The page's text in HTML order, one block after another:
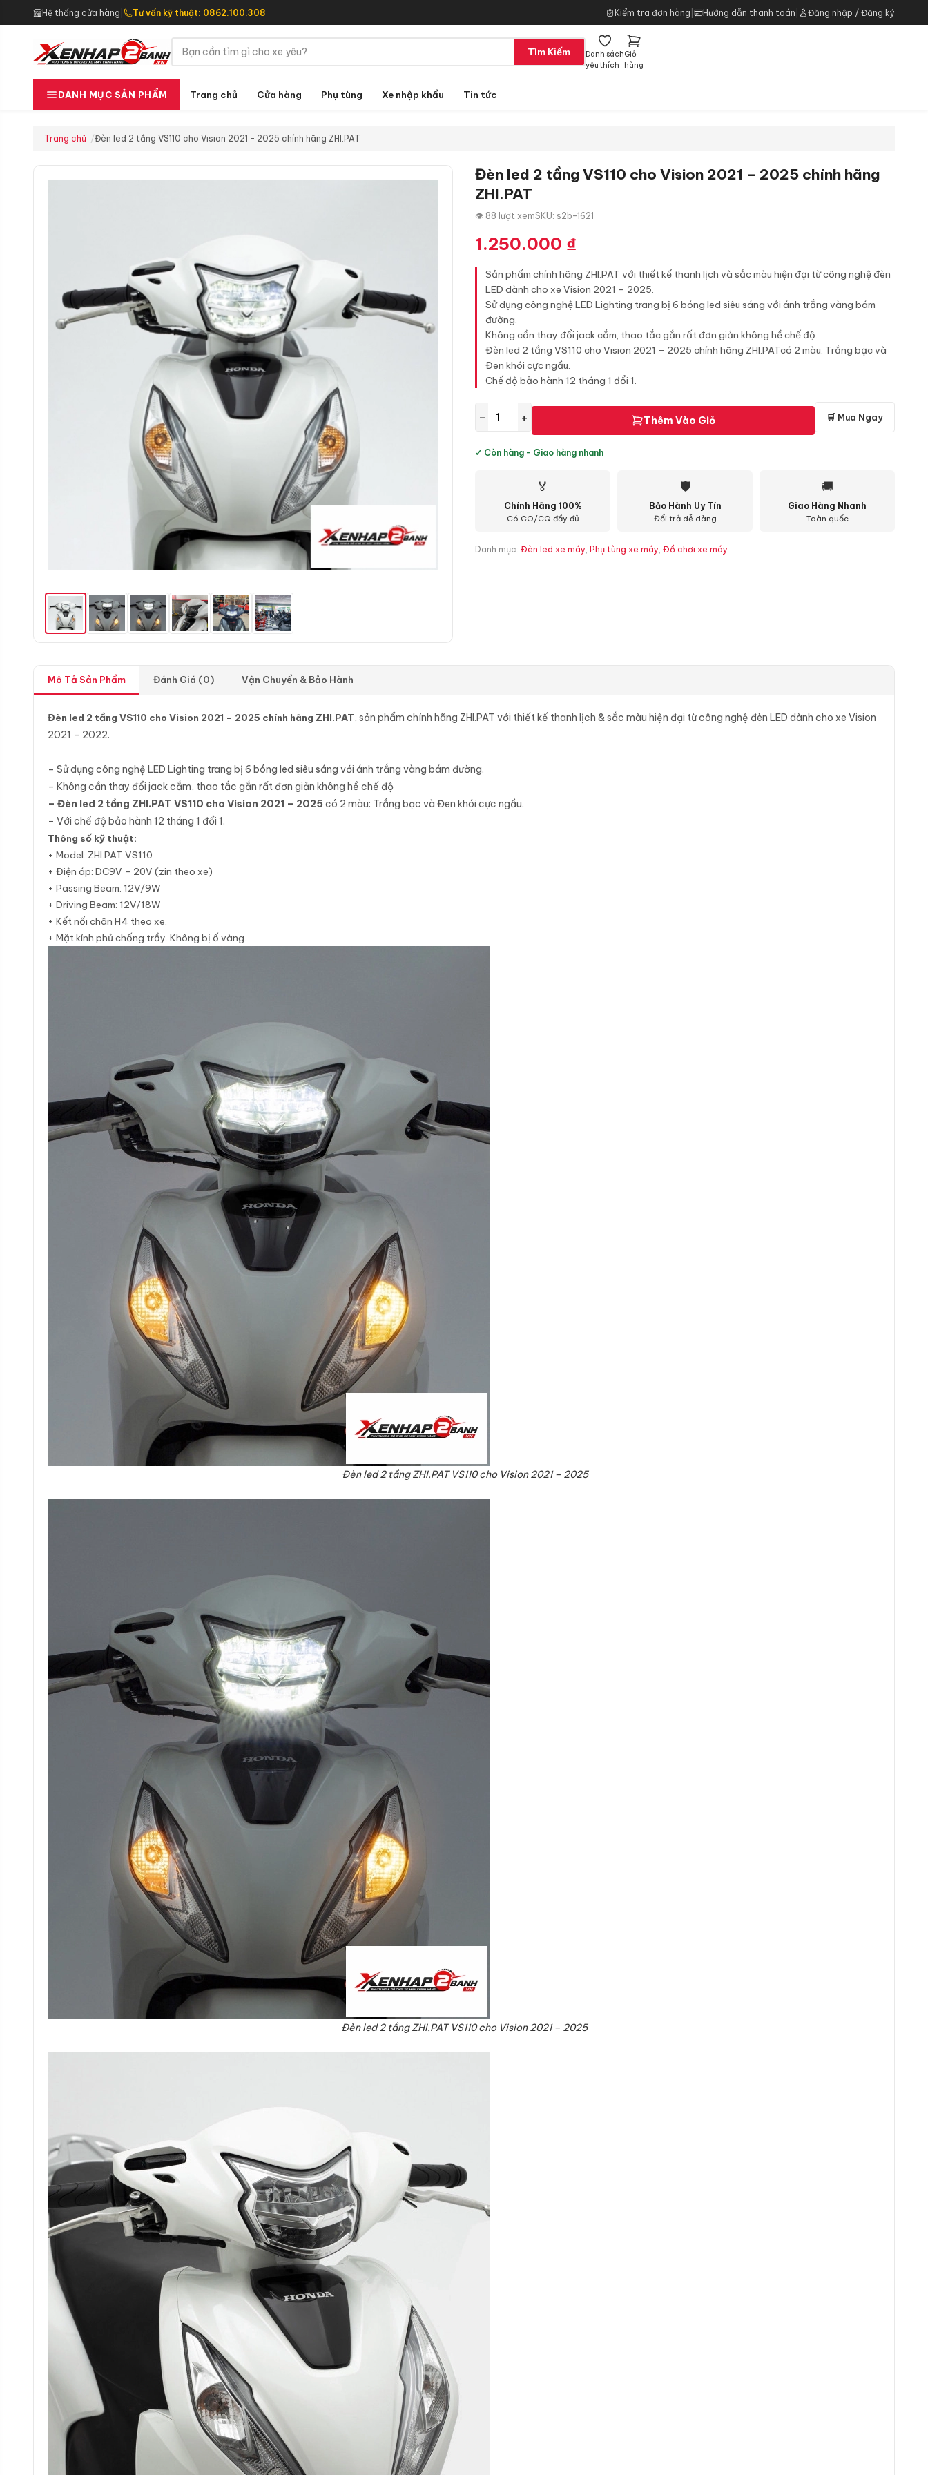
Hệ thống cửa hàng Tư vấn kỹ thuật: 0862.100.308 Kiểm tra đơn hàng Hướng dẫn thanh toán Đăng nhập / Đăng ký
Tìm Kiếm
Danh sách
yêu thích
Giỏ
hàng
DANH MỤC SẢN PHẨM Trang chủ Cửa hàng Phụ tùng Xe nhập khẩu Tin tức
Trang chủ Đèn led 2 tầng VS110 cho Vision 2021 – 2025 chính hãng ZHI.PAT
Đèn led 2 tầng VS110 cho Vision 2021 – 2025 chính hãng
ZHI.PAT
👁 88 lượt xemSKU: s2b-1621
1.250.000 ₫
Sản phẩm chính hãng ZHI.PAT với thiết kế thanh lịch và sắc màu hiện đại từ công nghệ đèn
LED dành cho xe Vision 2021 – 2025.
Sử dụng công nghệ LED Lighting trang bị 6 bóng led siêu sáng với ánh trắng vàng bám
đường.
Không cần thay đổi jack cắm, thao tắc gắn rất đơn giản không hề chế độ.
Đèn led 2 tầng VS110 cho Vision 2021 – 2025 chính hãng ZHI.PATcó 2 màu: Trắng bạc và
Đen khói cực ngầu.
Chế độ bảo hành 12 tháng 1 đổi 1.
− + Thêm Vào Giỏ 🛒 Mua Ngay
✓ Còn hàng - Giao hàng nhanh
🏅
Chính Hãng 100%
Có CO/CQ đầy đủ
🛡
Bảo Hành Uy Tín
Đổi trả dễ dàng
🚚
Giao Hàng Nhanh
Toàn quốc
Danh mục: Đèn led xe máy, Phụ tùng xe máy, Đồ chơi xe máy
Mô Tả Sản Phẩm Đánh Giá (0) Vận Chuyển & Bảo Hành
Đèn led 2 tầng VS110 cho Vision 2021 – 2025 chính hãng ZHI.PAT, sản phẩm chính hãng ZHI.PAT với thiết kế thanh lịch & sắc màu hiện đại từ công nghệ đèn LED dành cho xe Vision
2021 – 2022.
– Sử dụng công nghệ LED Lighting trang bị 6 bóng led siêu sáng với ánh trắng vàng bám đường.
– Không cần thay đổi jack cắm, thao tắc gắn rất đơn giản không hề chế độ
– Đèn led 2 tầng ZHI.PAT VS110 cho Vision 2021 – 2025 có 2 màu: Trắng bạc và Đen khói cực ngầu.
– Với chế độ bảo hành 12 tháng 1 đổi 1.
Thông số kỹ thuật:
+ Model: ZHI.PAT VS110
+ Điện áp: DC9V – 20V (zin theo xe)
+ Passing Beam: 12V/9W
+ Driving Beam: 12V/18W
+ Kết nối chân H4 theo xe.
+ Mặt kính phủ chống trầy. Không bị ố vàng.
Đèn led 2 tầng ZHI.PAT VS110 cho Vision 2021 – 2025
Đèn led 2 tầng ZHI.PAT VS110 cho Vision 2021 – 2025